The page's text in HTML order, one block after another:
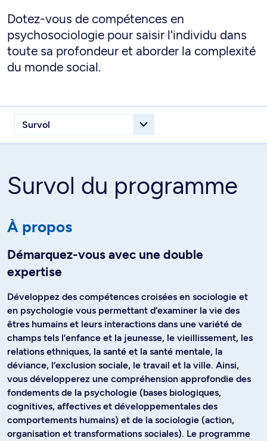
Dotez-vous de compétences en
psychosociologie pour saisir l'individu dans
toute sa profondeur et aborder la complexité
du monde social.
Survol du programme
À propos
Démarquez-vous avec une double
expertise
Développez des compétences croisées en sociologie et
en psychologie vous permettant d’examiner la vie des
êtres humains et leurs interactions dans une variété de
champs tels l’enfance et la jeunesse, le vieillissement, les
relations ethniques, la santé et la santé mentale, la
déviance, l’exclusion sociale, le travail et la ville. Ainsi,
vous développerez une compréhension approfondie des
fondements de la psychologie (bases biologiques,
cognitives, affectives et développementales des
comportements humains) et de la sociologie (action,
organisation et transformations sociales). Le programme